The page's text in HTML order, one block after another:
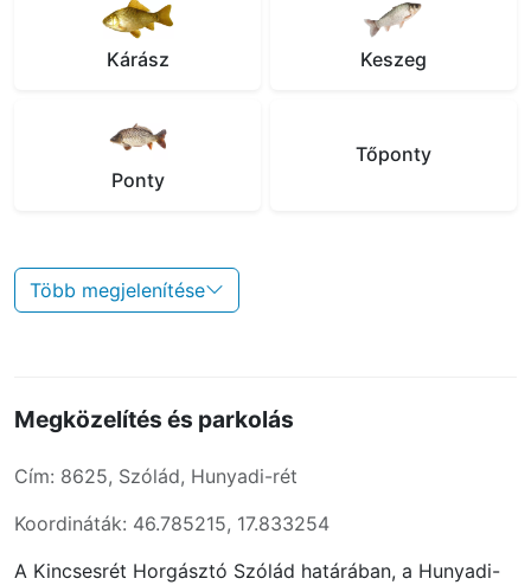
Kárász Keszeg
Ponty
Tőponty
Több megjelenítése
Megközelítés és parkolás
Cím: 8625, Szólád, Hunyadi-rét
Koordináták: 46.785215, 17.833254
A Kincsesrét Horgásztó Szólád határában, a Hunyadi-